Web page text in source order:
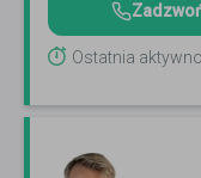
Ostatnia